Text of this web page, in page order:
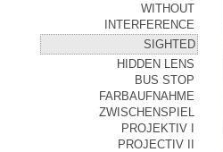
WITHOUT
INTERFERENCE
SIGHTED
HIDDEN LENS
BUS STOP
FARBAUFNAHME
ZWISCHENSPIEL
PROJEKTIV I
PROJECTIV II